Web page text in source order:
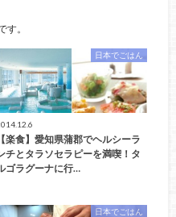
す。
日本でごはん
【楽食】愛知県蒲郡でヘルシーラ
チとタラソセラピーを満喫！タ
ゴラグーナに行…
日本でごはん